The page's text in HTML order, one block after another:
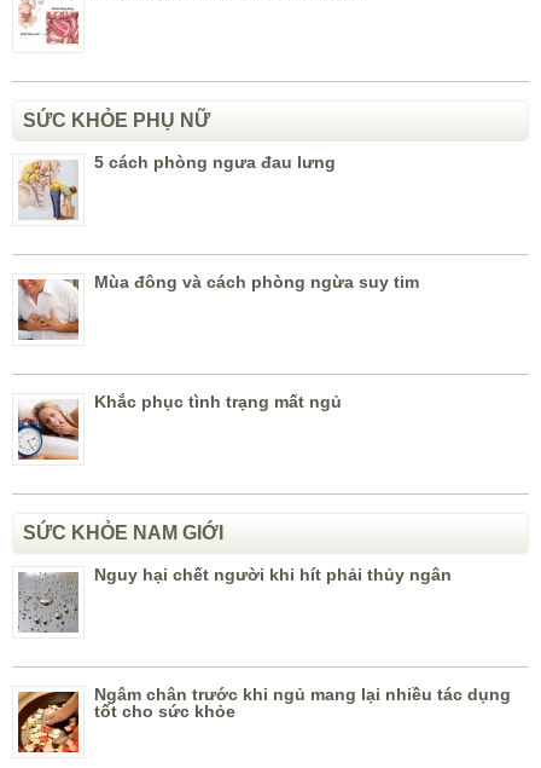
SỨC KHỎE PHỤ NỮ
5 cách phòng ngưa đau lưng
Mùa đông và cách phòng ngừa suy tim
Khắc phục tình trạng mất ngủ
SỨC KHỎE NAM GIỚI
Nguy hại chết người khi hít phải thủy ngân
Ngâm chân trước khi ngủ mang lại nhiều tác dụng
tốt cho sức khỏe